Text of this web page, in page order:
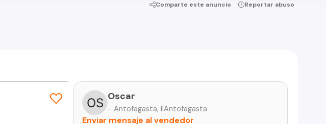
Comparte este anuncio Reportar abuso
Oscar
- Antofagasta, IIAntofagasta
Enviar mensaje al vendedor